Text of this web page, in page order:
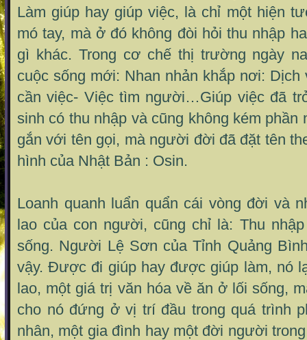
Làm giúp hay giúp việc, là chỉ một hiện
mó tay, mà ở đó không đòi hỏi thu nhập
gì khác. Trong cơ chế thị trường ngày
cuộc sống mới: Nhan nhản khắp nơi:
cần việc- Việc tìm người…Giúp việc đã
sinh có thu nhập và cũng không kém
gắn với tên gọi, mà người đời đã đặt tên
hình của Nhật Bản : Osin.
Loanh quanh luẩn quẩn cái vòng đời và
lao của con người, cũng chỉ là: Thu
sống. Người Lệ Sơn của Tỉnh Quảng
vậy. Được đi giúp hay được giúp làm, nó
lao, một giá trị văn hóa về ăn ở lối sống,
cho nó đứng ở vị trí đầu trong quá trình
nhân, một gia đình hay một đời người